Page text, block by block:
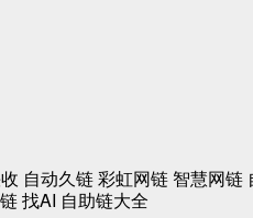
自动久链彩虹网链 智慧网链
找AI 自助链大全